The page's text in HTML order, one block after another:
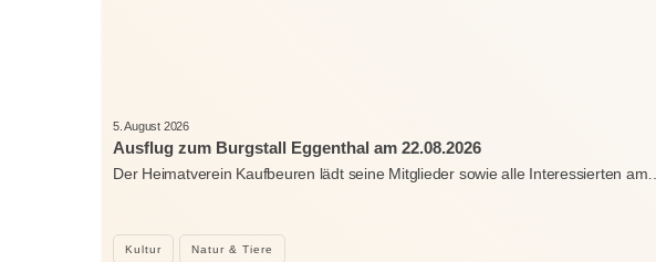
Kultur Natur & Tiere
5. August 2026
Ausflug zum Burgstall Eggenthal am 22.08.2026
Der Heimatverein Kaufbeuren lädt seine Mitglieder sowie alle Interessierten am…